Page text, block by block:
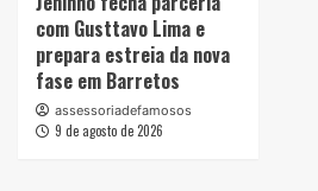
com Gusttavo Lima e
prepara estreia da nova
fase em Barretos
assessoriadefamosos
9 de agosto de 2026